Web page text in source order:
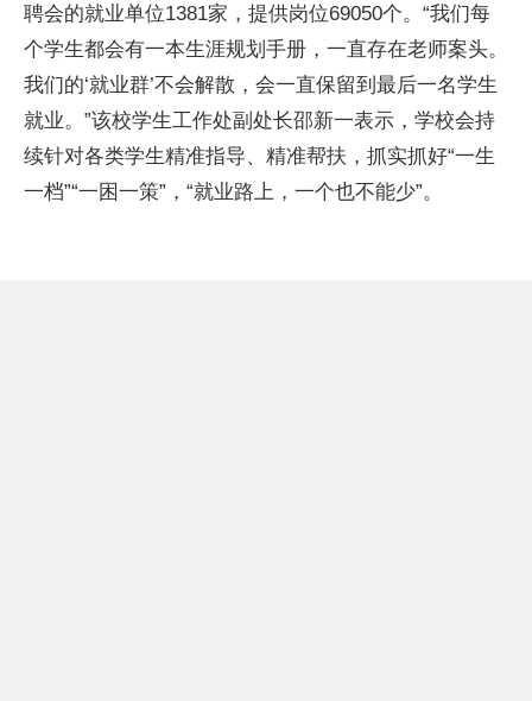
聘会的就业单位1381家，提供岗位69050个。“我们每
个学生都会有一本生涯规划手册，一直存在老师案头。
我们的‘就业群’不会解散，会一直保留到最后一名学生
就业。”该校学生工作处副处长邵新一表示，学校会持
续针对各类学生精准指导、精准帮扶，抓实抓好“一生
一档”“一困一策”，“就业路上，一个也不能少”。